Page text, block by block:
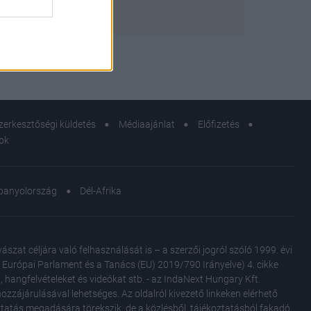
küldetés Médiaajánlat
Előfizetés
Dél-Afrika
céljára való felhasználását is – a szerzői jogról szóló 1999. évi
Parlament és a Tanács (EU) 2019/790 Irányelve) 4. cikke
és videókat stb. - az IndaNext Hungary Kft.
lehetséges. Az oldalról kivezető linkeken elérhető
megadására törekszik, de a közlésből, tájékoztatásból fakadó